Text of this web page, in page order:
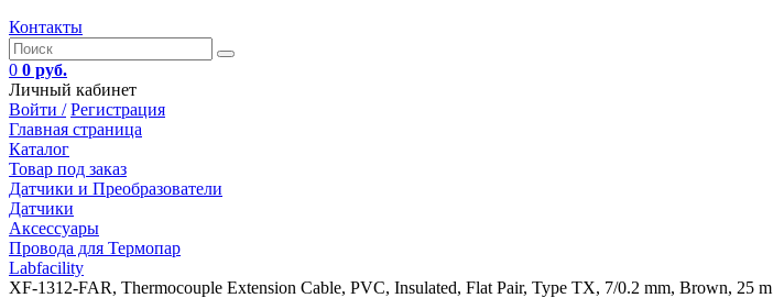
Контакты
0 0 руб.
Личный кабинет
Войти / Регистрация
Главная страница
Каталог
Товар под заказ
Датчики и Преобразователи
Датчики
Аксессуары
Провода для Термопар
Labfacility
XF-1312-FAR, Thermocouple Extension Cable, PVC, Insulated, Flat Pair, Type TX, 7/0.2 mm, Brown, 25 m